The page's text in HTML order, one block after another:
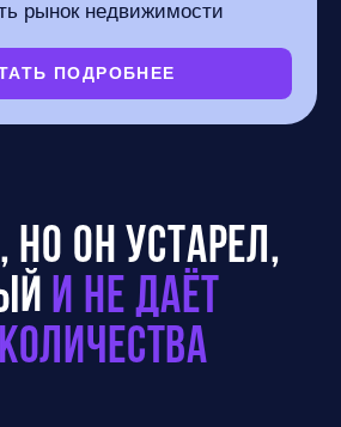
рынок недвижимости
ПОДРОБНЕЕ
но он устарел,
и не даёт